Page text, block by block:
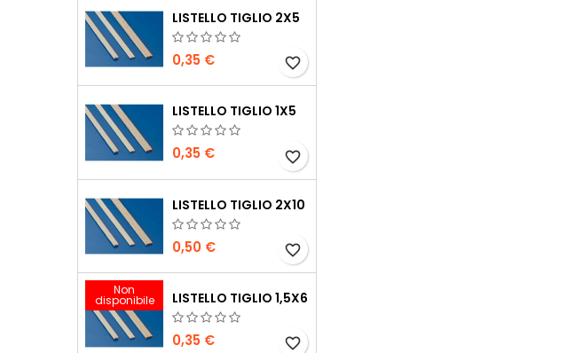
LISTELLO TIGLIO 2X5
0,35 € favorite_border
LISTELLO TIGLIO 1X5
0,35 € favorite_border
LISTELLO TIGLIO 2X10
0,50 € favorite_border
Non
disponibile LISTELLO TIGLIO 1,5X6
0,35 € favorite_border